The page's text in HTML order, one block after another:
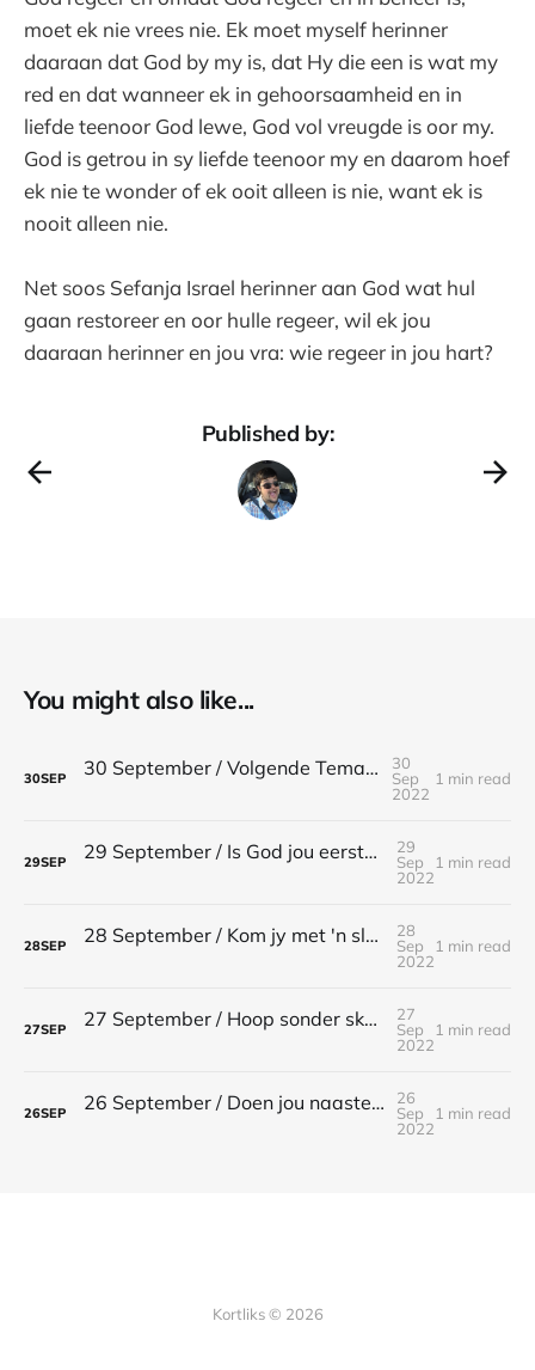
moet ek nie vrees nie. Ek moet myself herinner
daaraan dat God by my is, dat Hy die een is wat my
red en dat wanneer ek in gehoorsaamheid en in
liefde teenoor God lewe, God vol vreugde is oor my.
God is getrou in sy liefde teenoor my en daarom hoef
ek nie te wonder of ek ooit alleen is nie, want ek is
nooit alleen nie.
Net soos Sefanja Israel herinner aan God wat hul
gaan restoreer en oor hulle regeer, wil ek jou
daaraan herinner en jou vra: wie regeer in jou hart?
Published by:
You might also like...
30SEP 30 September / Volgende Tema / Efesiërs 5:1-2
30
Sep
2022
1 min read
29SEP 29 September / Is God jou eerste liefde? / Openbaring 2:4
29
Sep
2022
1 min read
28SEP 28 September / Kom jy met 'n slaanding? / 1 Korintiërs 4:21
28
Sep
2022
1 min read
27SEP 27 September / Hoop sonder skaamte / Romeine 5:5
27
Sep
2022
1 min read
26SEP 26 September / Doen jou naaste geen kwaad / Romeine 13:10
26
Sep
2022
1 min read
Kortliks © 2026